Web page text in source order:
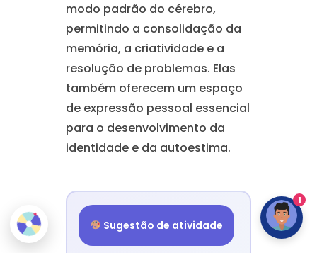
modo padrão do cérebro,
permitindo a consolidação da
memória, a criatividade e a
resolução de problemas. Elas
também oferecem um espaço
de expressão pessoal essencial
para o desenvolvimento da
identidade e da autoestima.
Sugestão de atividade
1